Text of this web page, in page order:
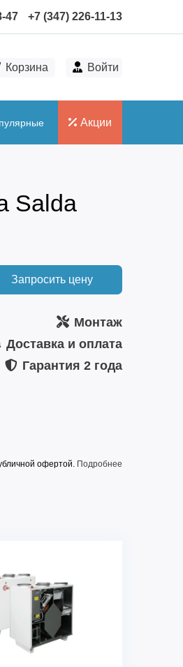
47 +7 (347) 226-11-13
Корзина Войти
Акции
Salda
Запросить цену
Монтаж
Доставка и оплата
Гарантия 2 года
офертой. Подробнее
2500
водяной
AVS 400*
1,44/6,22
230/1/50
1245x800x1800